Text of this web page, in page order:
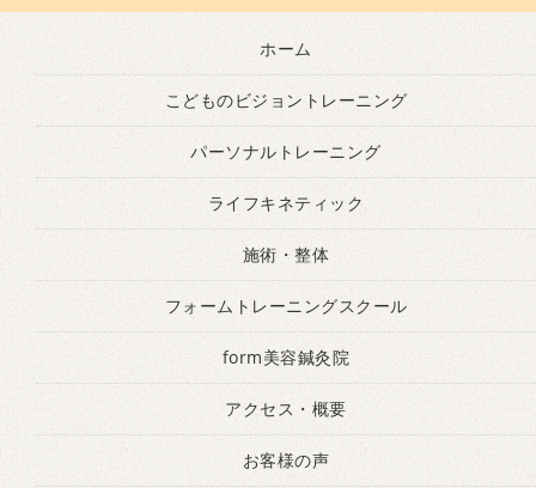
ホーム
こどものビジョントレーニング
パーソナルトレーニング
ライフキネティック
施術・整体
フォームトレーニングスクール
form美容鍼灸院
アクセス・概要
お客様の声